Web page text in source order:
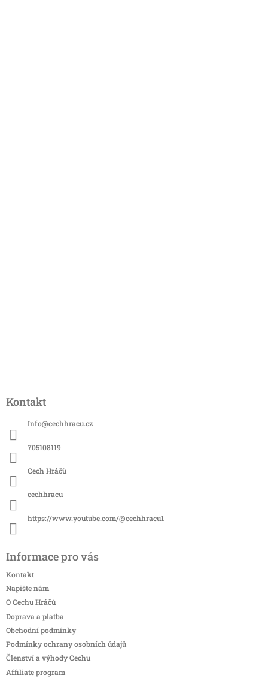
pKontakt
Info@cechhracu.cz
705108119
Cech Hráčů
cechhracu
https://www.youtube.com/@cechhracu1
Informace pro vás
Kontakt
Napište nám
O Cechu Hráčů
Doprava a platba
Obchodní podmínky
Podmínky ochrany osobních údajů
Členství a výhody Cechu
Affiliate program